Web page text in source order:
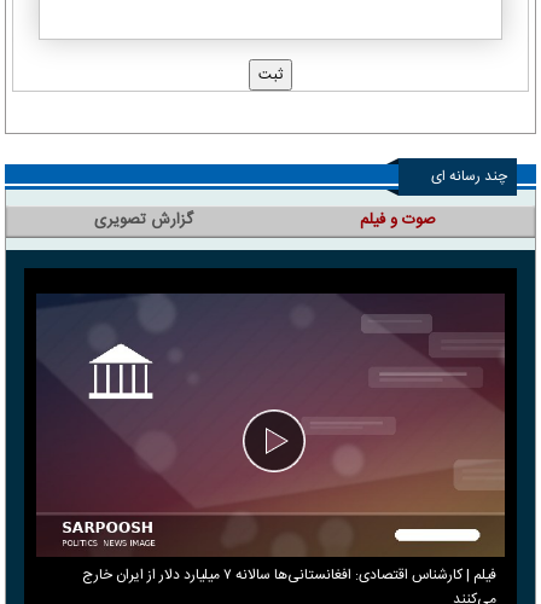
چند رسانه ای
صوت و فیلم
فیلم | کارشناس اقتصادی: افغانستانی‌ها سالانه ۷ میلیارد دلار از ایران خارج
می‌کنند
گزارش تصویری